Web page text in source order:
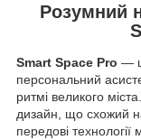
Розумний
Smart Space Pro —
персональний
ритмі великого
дизайн, що схожий
передові технології